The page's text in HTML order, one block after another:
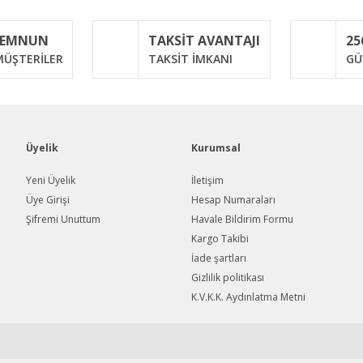
Yorum Yaz
Gönder
TAKSİT AVANTAJI
TAKSİT İMKANI
Üyelik
Yeni Üyelik
Üye Girişi
Şifremi Unuttum
Kurumsal
İletişim
Hesap Numaraları
Havale Bildirim Formu
Kargo Takibi
İade şartları
Gizlilik politikası
K.V.K.K. Aydınlatma Metni